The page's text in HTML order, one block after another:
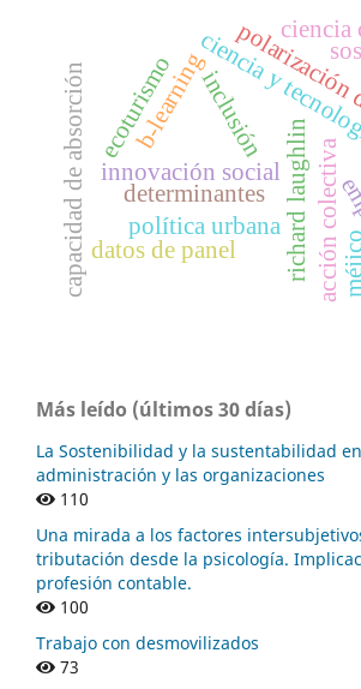
richard laughlin
ciencia y
innovación social
política urbana
acción colectiva
capacidad de absorción determinantes
ecoturismo
datos de panel
ciencia
inclusión
b-learning
Más leído (últimos 30 días)
La Sostenibilidad y la sustentabilidad
administración y las organizaciones
110
Una mirada a los factores
tributación desde la psicología.
profesión contable.
100
Trabajo con desmovilizados
73